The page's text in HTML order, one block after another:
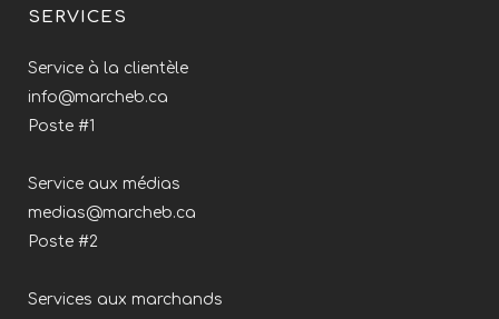
SERVICES
Service à la clientèle
info@marcheb.ca
Poste #1
Service aux médias
medias@marcheb.ca
Poste #2
Services aux marchands